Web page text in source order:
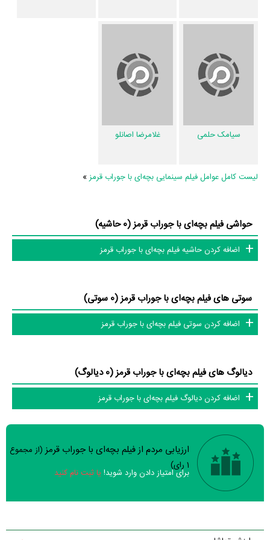
بسیاری توسط پژوهشگران و مردم ثبت شده است؛ در بخش گالری عکس و
پوستر فیلم بچه‌ای با جوراب قرمز 9 عدد، گردآوری و درج شده است. همچنین
تاکنون در بخش‌های ویدئو و تیزر فیلم بچه‌ای با جوراب قرمز، حواشی فیلم
بچه‌ای با جوراب قرمز و نقد فیلم بچه‌ای با جوراب قرمز هنوز موردی ثبت نشده
است. قطعا ما و شما به این حد قانع نیستیم؛ باید به‌کمک علاقمندان فیلم،
تلویزیون و تئاتر را کامل و کامل‌تر کنیم.
سیامک حلمی غلامرضا اصانلو
لیست کامل عوامل فیلم سینمایی بچه‌ای با جوراب قرمز»
حواشی فیلم بچه‌ای با جوراب قرمز (0 حاشیه)
اضافه کردن حاشیه فیلم بچه‌ای با جوراب قرمز
سوتی های فیلم بچه‌ای با جوراب قرمز (0 سوتی)
اضافه کردن سوتی فیلم بچه‌ای با جوراب قرمز
دیالوگ های فیلم بچه‌ای با جوراب قرمز (0 دیالوگ)
اضافه کردن دیالوگ فیلم بچه‌ای با جوراب قرمز
سوالات نظرسنجی ( 8 سوال)
خیر
ارزیابی مردم از فیلم بچه‌ای با جوراب قرمز(از مجموع
1 رای)
برای امتیاز دادن وارد شوید! یا ثبت نام کنید